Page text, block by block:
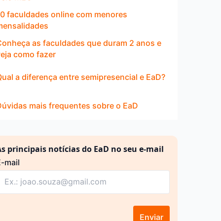
faculdades online com menores
as faculdades que duram 2 anos e
como fazer
a diferença entre semipresencial e EaD?
mais frequentes sobre o EaD
principais notícias do EaD no seu e-mail
mail
Enviar